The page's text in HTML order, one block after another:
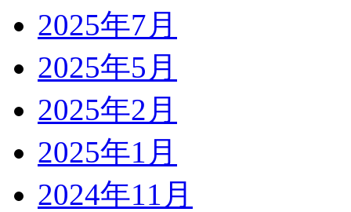
2025年7月
2025年5月
2025年2月
2025年1月
2024年11月